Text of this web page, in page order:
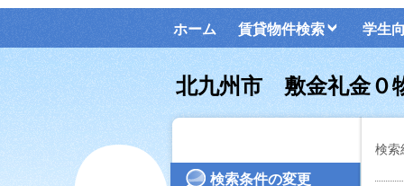
検索条件の変更
ホーム 賃貸物件検索 学生
北九州市 敷金礼金０
検索